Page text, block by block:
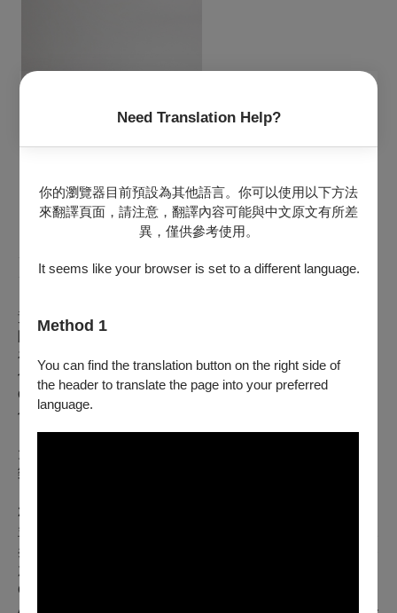
Need Translation Help?
你的瀏覽器目前預設為其他語言。你可以使用以下方法
來翻譯頁面，請注意，翻譯內容可能與中文原文有所差
異，僅供參考使用。
It seems like your browser is set to a different language.
Method 1
You can find the translation button on the right side of
the header to translate the page into your preferred
language.
✦ MIT米特薩克斯風重奏團團員
黃昶翰，畢業於國立臺北藝術大學音樂系、荷蘭海牙皇家音樂
院碩士班，師從蔡佳修、Lars Niederstrasser 。
在荷留學期間積極參與室內樂以及現代音樂活動，曾與韓國當
代作曲家Seung-Won Oh演出。2024年九月將與海牙現代樂團
Oeknal於荷蘭烏特列支Gaudeamus音樂節演出。
任教於淡江中學音樂班。
大學期間參加校內多項比賽，曾獲得北藝大「關渡新聲」室內
樂組優勝。同時積極參加跨領域活動。
2017年與北藝大薩克斯風班共同籌組藝本道薩克斯風重奏團，
並舉辦定期演出。2018年，和北藝大薩克斯風四重奏赴新加坡
參加Singapore Saxophone Symposium演出。同年，赴德國參
加"Classic Winds International Clarinet and Saxophone
Competition。 2019年，赴泰國參加Asia Pacific Saxophone
Academy。同年，和北藝大新媒體藝術學系合作參加「妖山混